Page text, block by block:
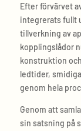
Efter förvärvet
integrerats fullt
tillverkning av
kopplingslådor
konstruktion
ledtider,
genom hela
Genom att
sin satsning på